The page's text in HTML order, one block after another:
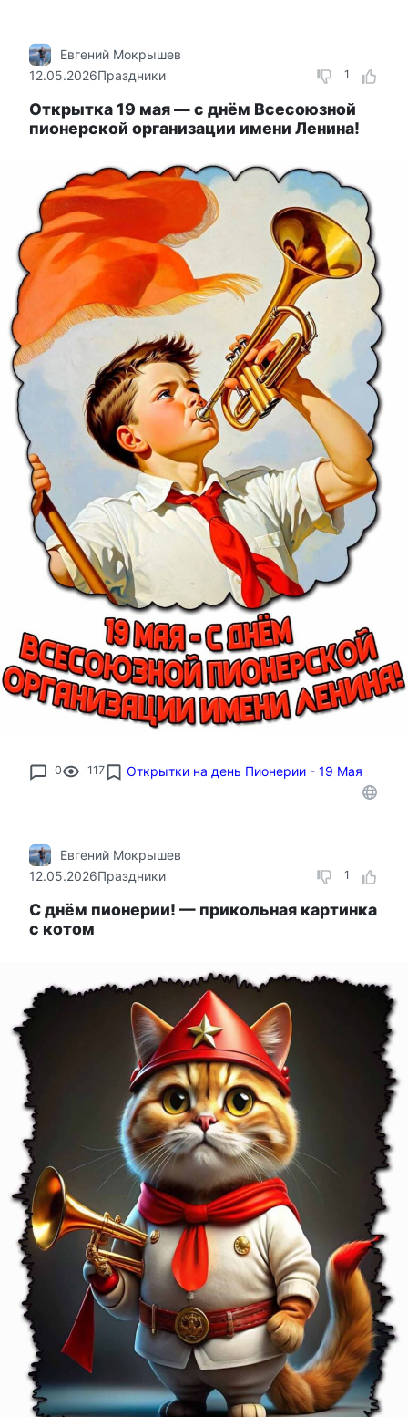
1
Евгений Мокрышев
12.05.2026Праздники
Открытка 19 мая — с днём Всесоюзной
пионерской организации имени Ленина!
0 117 Открытки на день Пионерии - 19 Мая
1
Евгений Мокрышев
12.05.2026Праздники
С днём пионерии! — прикольная картинка
с котом